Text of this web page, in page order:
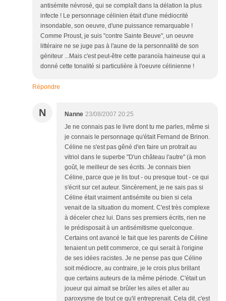
antisémite névrosé, qui se complaît dans la délation la plus
infecte ! Le personnage célinien était d'une médiocrité
insondable, son oeuvre, d'une puissance remarquable !
Comme Proust, je suis "contre Sainte Beuve", un oeuvre
littéraire ne se juge pas à l'aune de la personnalité de son
géniteur ...Mais c'est peut-être cette paranoïa haineuse qui a
donné cette tonalité si particulière à l'oeuvre célinienne !
Répondre
N Nanne 23/08/2007 20:25
Je ne connais pas le livre dont tu me parles, même si
je connais le personnage qu'était Fernand de Brinon.
Céline ne s'est pas gêné d'en faire un protrait au
vitriol dans le superbe "D'un château l'autre" (à mon
goût, le meilleur de ses écrits. Je connais bien
Céline, parce que je lis tout - ou presque tout - ce qui
s'écrit sur cet auteur. Sincèrement, je ne sais pas si
Céline était vraiment antisémite ou bien si cela
venait de la situation du moment. C'est très complexe
à déceler chez lui. Dans ses premiers écrits, rien ne
le prédisposait à un antisémitisme quelconque.
Certains ont avancé le fait que les parents de Céline
tenaient un petit commerce, ce qui serait à l'origine
de ses idées racistes. Je ne pense pas que Céline
soit médiocre, au contraire, je le crois plus brillant
que certains auteurs de la même période. C'était un
joueur qui aimait se brûler les ailes et aller au
paroxysme de tout ce qu'il entreprenait. Cela dit, c'est